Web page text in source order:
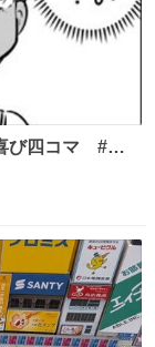
び四コマ #四
タグ